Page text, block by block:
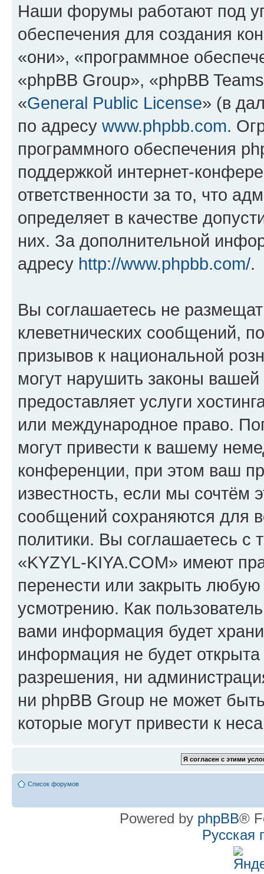
Наши форумы работают под
обеспечения для создания
«они», «программное
«phpBB Group», «phpBB
«General Public License» (в
по адресу www.phpbb.com.
программного обеспечения
поддержкой интернет-
ответственности за то, что
определяет в качестве
них. За дополнительной
адресу http://www.phpbb.com/.
Вы соглашаетесь не
клеветнических сообщений,
призывов к национальной
могут нарушить законы
предоставляет услуги
или международное право.
могут привести к вашему
конференции, при этом ваш
известность, если мы сочтём
сообщений сохраняются для
политики. Вы соглашаетесь
«KYZYL-KIYA.COM» имеют
перенести или закрыть
усмотрению. Как
вами информация будет
информация не будет
разрешения, ни
ни phpBB Group не может
которые могут привести к
Список форумов
Powered by phpBB®
Русская